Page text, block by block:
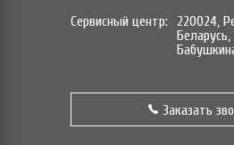
Сервисный центр:
220024,
Заказать